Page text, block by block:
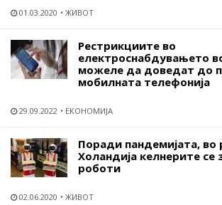
01.03.2020 ЖИВОТ
Рестрикциите во
електроснабдувањето
можеле да доведат до
мобилната телефонија
29.09.2022 ЕКОНОМИЈА
Поради пандемијата, во
Холандија келнерите се
роботи
02.06.2020 ЖИВОТ